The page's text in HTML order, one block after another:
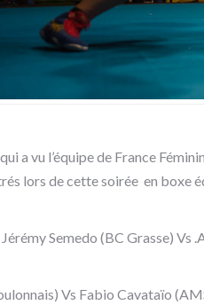
a vu l’équipe de France
lors de cette soirée en boxe
Jérémy Semedo (BC Grasse) Vs
Vs Fabio Cavataïo